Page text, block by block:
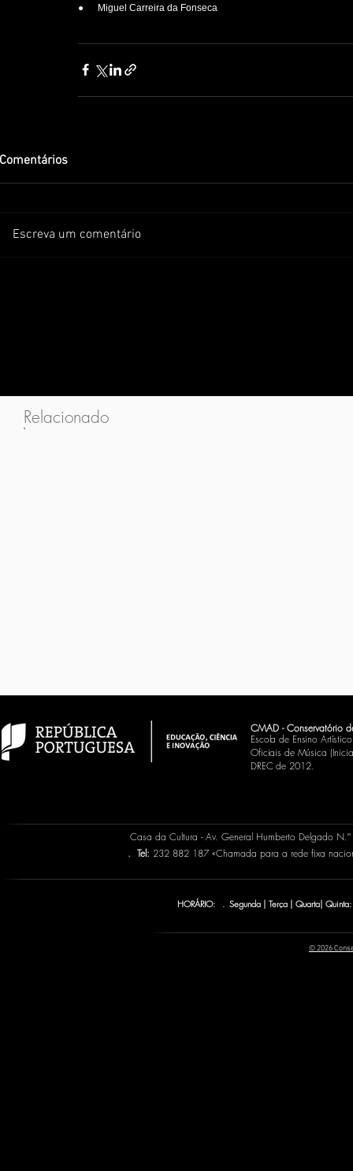
●      Miguel Carreira da Fonseca
Comentários
Escreva um comentário
Relacionado
CMAD - Conservatório
Escola de Ensino
Oficiais de Música
DREC de 2012.
Casa da Cultura - Av. General Humberto Delgado
. Tel: 232 882 187 «Chamada para a rede fixa
HORÁRIO: . Segunda | Terça | Quarta|
© 2026